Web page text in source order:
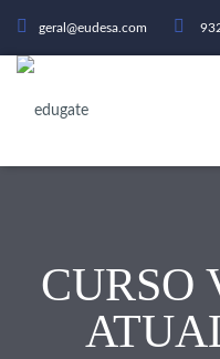
geral@eudesa.com
CURSO